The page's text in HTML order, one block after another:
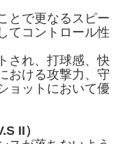
とで更なるスピー
てコントロール性
され、打球感、快
おける攻撃力、守
ョットにおいて優
II）